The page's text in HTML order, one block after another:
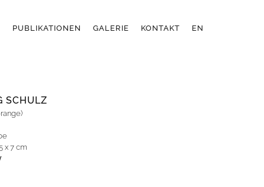
PUBLIKATIONEN GALERIE KONTAKT EN
SCHULZ
x 7 cm